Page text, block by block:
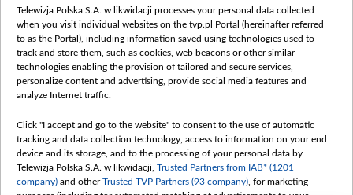
Бяспека
Youtube
Белсат news
Белсат Shorts
Жэстачайшы мульт
Belsat English
Biełsat PL
Белсат Now
Telewizja Polska S.A. w likwidacji processes your personal data collected
when you visit individual websites on the tvp.pl Portal (hereinafter referred
to as the Portal), including information saved using technologies used to
track and store them, such as cookies, web beacons or other similar
technologies enabling the provision of tailored and secure services,
personalize content and advertising, provide social media features and
analyze Internet traffic.
Click "I accept and go to the website" to consent to the use of automatic
tracking and data collection technology, access to information on your end
device and its storage, and to the processing of your personal data by
Telewizja Polska S.A. w likwidacji, Trusted Partners from IAB* (1201
company) and otherTrusted TVP Partners (93 company) , for marketing